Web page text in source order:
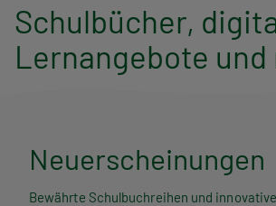
Schulbücher,
Lernangebote und
Neuerscheinungen
Bewährte Schulbuchreihen und